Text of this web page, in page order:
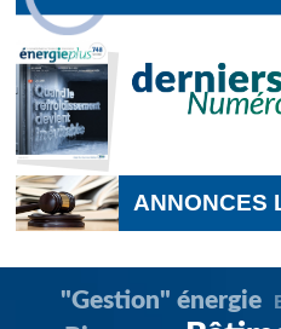
ANNONCES
"Gestion" énergie